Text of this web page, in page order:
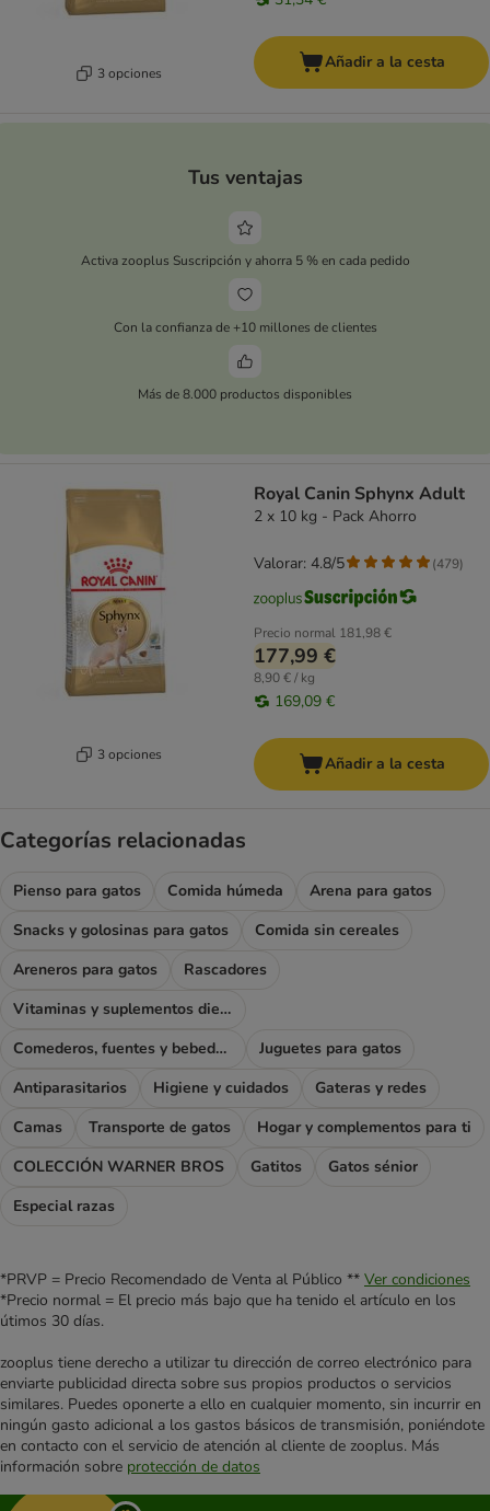
3 opciones
Añadir a la cesta
Tus ventajas
Activa zooplus Suscripción y ahorra 5 % en cada pedido
Con la confianza de +10 millones de clientes
Más de 8.000 productos disponibles
3 opciones
Royal Canin Sphynx Adult
2 x 10 kg - Pack Ahorro
Precio normal 181,98 €
177,99 €
8,90 € / kg
169,09 €
Valorar: 4.8/5 (479)
Añadir a la cesta
Categorías relacionadas
Pienso para gatos Comida húmeda
Arena para gatos
Snacks y golosinas para gatos
Comida sin cereales
Areneros para gatos
Rascadores
Vitaminas y suplementos dietéticos
Comederos, fuentes y bebederos
Juguetes para gatos
Antiparasitarios
Higiene y cuidados
Gateras y redes
Camas
Transporte de gatos
Hogar y complementos para ti
COLECCIÓN WARNER BROS
Gatitos
Gatos sénior
Especial razas
*PRVP = Precio Recomendado de Venta al Público ** Ver condiciones
*Precio normal = El precio más bajo que ha tenido el artículo en los
útimos 30 días.
zooplus tiene derecho a utilizar tu dirección de correo electrónico para
enviarte publicidad directa sobre sus propios productos o servicios
similares. Puedes oponerte a ello en cualquier momento, sin incurrir en
ningún gasto adicional a los gastos básicos de transmisión, poniéndote
en contacto con el servicio de atención al cliente de zooplus. Más
información sobre protección de datos